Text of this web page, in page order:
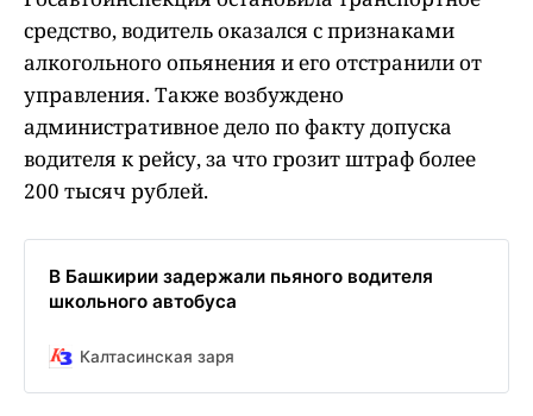
средство, водитель оказался с признаками
алкогольного опьянения и его отстранили от
управления. Также возбуждено
административное дело по факту допуска
водителя к рейсу, за что грозит штраф более
200 тысяч рублей.
В Башкирии задержали пьяного водителя
школьного автобуса
Калтасинская заря